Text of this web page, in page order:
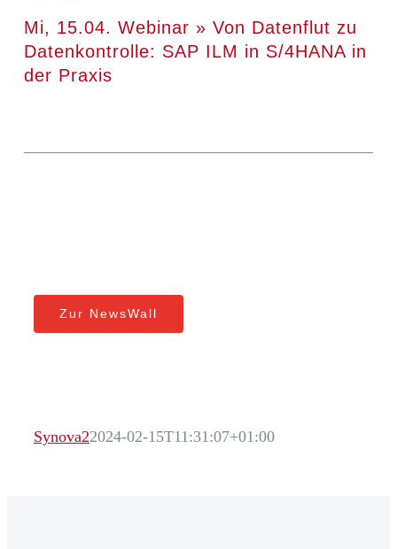
Mi, 15.04. Webinar » Von Datenflut zu
Datenkontrolle: SAP ILM in S/4HANA in
der Praxis
Zur NewsWall
Synova22024-02-15T11:31:07+01:00